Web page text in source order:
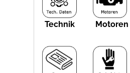
Technik Motoren